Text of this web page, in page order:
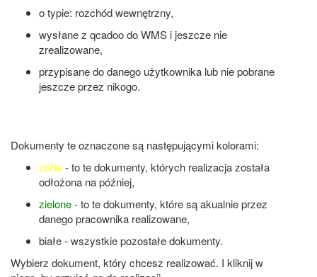
o typie: rozchód wewnętrzny,
wysłane z qcadoo do WMS i jeszcze nie
zrealizowane,
przypisane do danego użytkownika lub nie pobrane
jeszcze przez nikogo.
Dokumenty te oznaczone są następującymi kolorami:
żółte- to te dokumenty, których realizacja została
odłożona na później,
zielone- to te dokumenty, które są akualnie przez
danego pracownika realizowane,
białe - wszystkie pozostałe dokumenty.
Wybierz dokument, który chcesz realizować. I kliknij w